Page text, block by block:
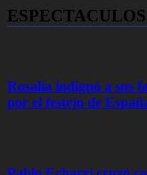
ESPECTACULOS
Rosalía indignó a sus
por el festejo de